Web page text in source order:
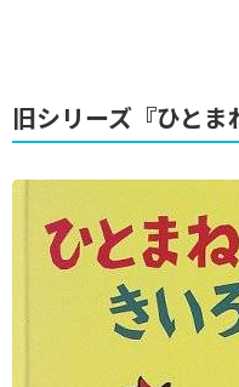
旧シリーズ『ひと